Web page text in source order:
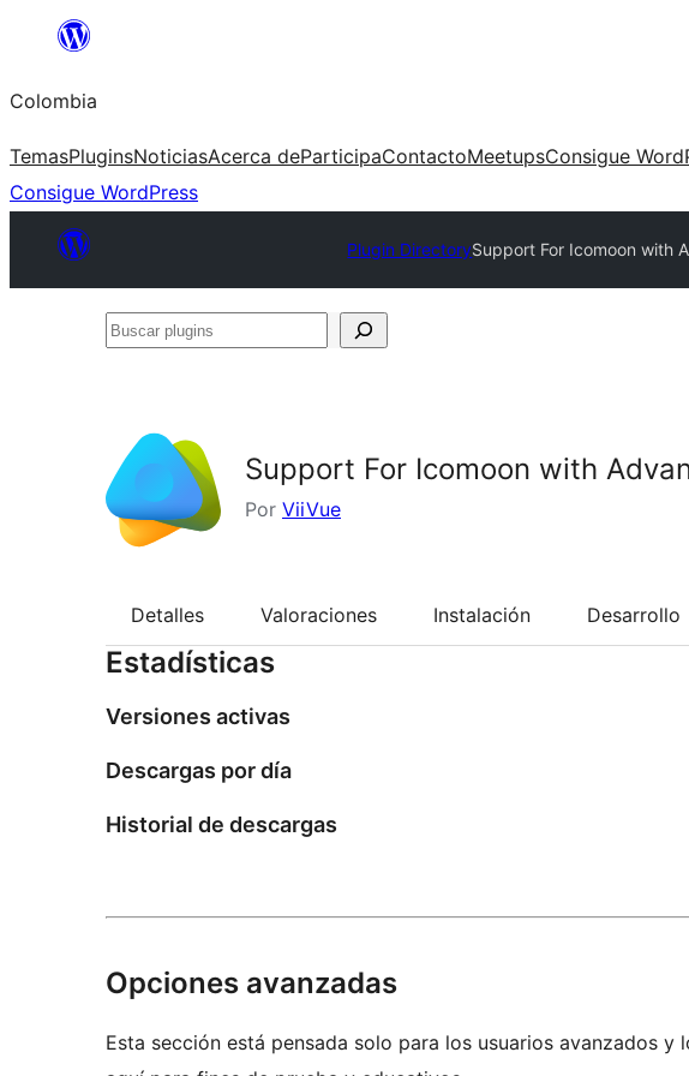
Saltar
contenido
Colombia
TemasPluginsNoticiasAcerca deParticipaContactoMeetupsConsigue
Consigue WordPress
Plugin DirectorySupport For Icomoon with
Buscar
Support For Icomoon with
Por ViiVue
Detalles Valoraciones Instalación Desarrollo
Estadísticas
Versiones activas
Descargas por día
Historial de descargas
Opciones avanzadas
Esta sección está pensada solo para los usuarios avanzados y